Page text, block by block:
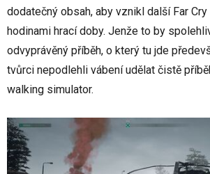
dodatečný obsah, aby vznikl další Far Cry
hodinami hrací doby. Jenže to by
odvyprávěný příběh, o který tu jde
tvůrci nepodlehli vábení udělat čistě
walking simulator.